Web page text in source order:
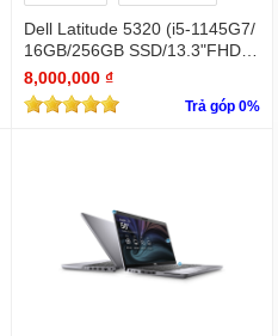
Dell Latitude 5320 (i5-1145G7/
16GB/256GB SSD/13.3"FHD/Iri
s Xe Graphics/Win11Pro)
8,000,000 ₫
Trả góp 0%